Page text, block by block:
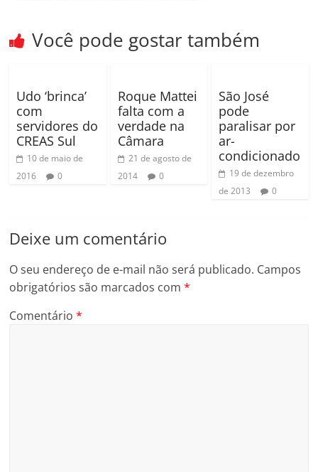
Você pode gostar também
Udo ‘brinca’
com
servidores do
CREAS Sul
10 de maio de
2016
0
Roque Mattei
falta com a
verdade na
Câmara
21 de agosto de
2014
0
São José
pode
paralisar por
ar-
condicionado
19 de dezembro
de 2013
0
Deixe um comentário
O seu endereço de e-mail não será publicado. Campos
obrigatórios são marcados com*
Comentário*